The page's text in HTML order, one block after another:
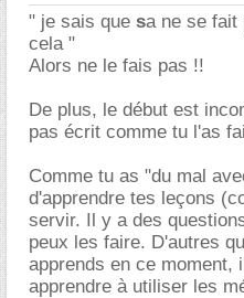
" je sais que sa ne se fait
cela "
Alors ne le fais pas !!
De plus, le début est
pas écrit comme tu l'as
Comme tu as "du mal
d'apprendre tes leçons
servir. Il y a des
peux les faire. D'autres
apprends en ce moment,
apprendre à utiliser les